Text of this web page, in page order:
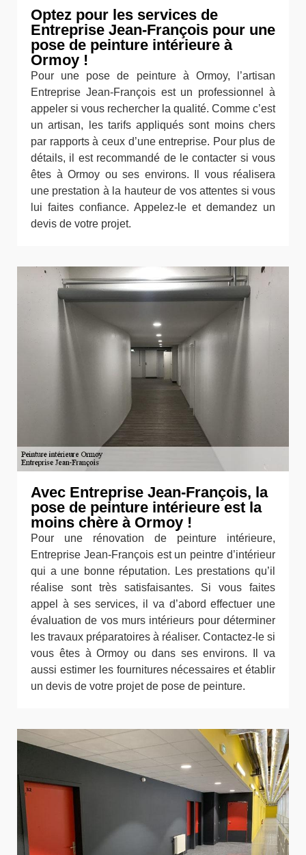
Optez pour les services de
Entreprise Jean-François pour une
pose de peinture intérieure à
Ormoy !
Pour une pose de peinture à Ormoy, l’artisan
Entreprise Jean-François est un professionnel à
appeler si vous rechercher la qualité. Comme c’est
un artisan, les tarifs appliqués sont moins chers
par rapports à ceux d’une entreprise. Pour plus de
détails, il est recommandé de le contacter si vous
êtes à Ormoy ou ses environs. Il vous réalisera
une prestation à la hauteur de vos attentes si vous
lui faites confiance. Appelez-le et demandez un
devis de votre projet.
Avec Entreprise Jean-François, la
pose de peinture intérieure est la
moins chère à Ormoy !
Pour une rénovation de peinture intérieure,
Entreprise Jean-François est un peintre d’intérieur
qui a une bonne réputation. Les prestations qu’il
réalise sont très satisfaisantes. Si vous faites
appel à ses services, il va d’abord effectuer une
évaluation de vos murs intérieurs pour déterminer
les travaux préparatoires à réaliser. Contactez-le si
vous êtes à Ormoy ou dans ses environs. Il va
aussi estimer les fournitures nécessaires et établir
un devis de votre projet de pose de peinture.